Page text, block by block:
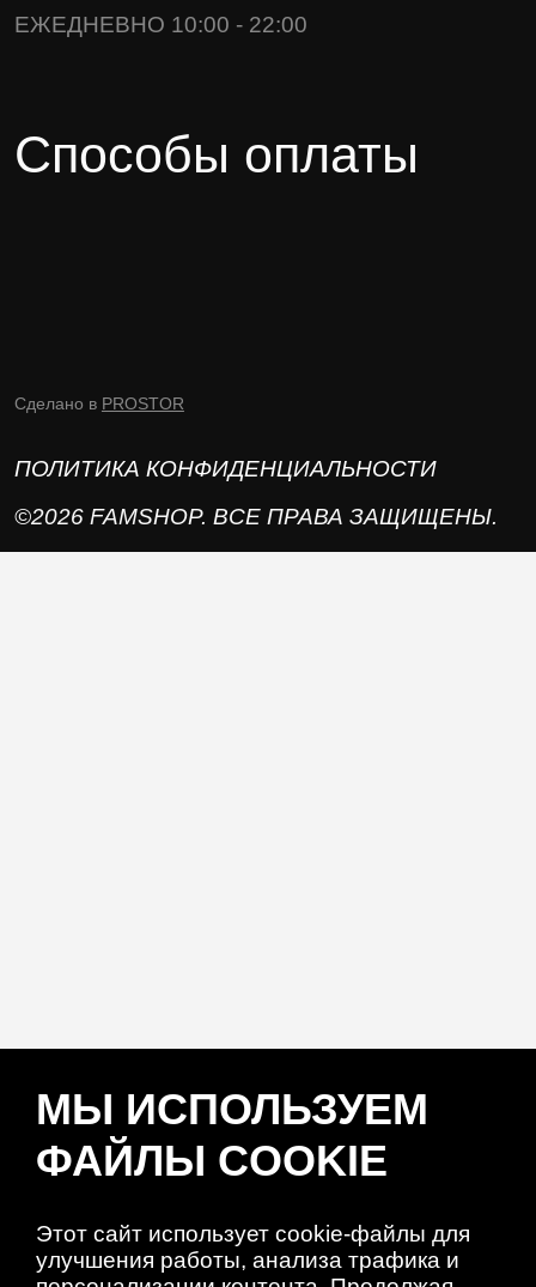
ЕЖЕДНЕВНО 10:00 - 22:00
Способы оплаты
Сделано в PROSTOR
ПОЛИТИКА КОНФИДЕНЦИАЛЬНОСТИ
©2026 FAMSHOP. ВСЕ ПРАВА ЗАЩИЩЕНЫ.
МЫ ИСПОЛЬЗУЕМ
ФАЙЛЫ COOKIE
Этот сайт использует cookie-файлы для
улучшения работы, анализа трафика и